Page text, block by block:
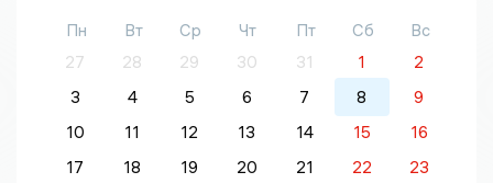
Пн Вт Ср Чт Пт Сб
Вс
27
28 29 30 31 1
2
3
4 5 6 7 8
9
10
11 12 13 14 15
16
17
18 19 20 21 22
23